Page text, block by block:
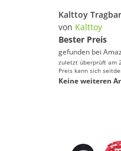
von Kalttoy
Bester Preis
gefunden bei
zuletzt überprüft am
Preis kann sich
Keine weiteren